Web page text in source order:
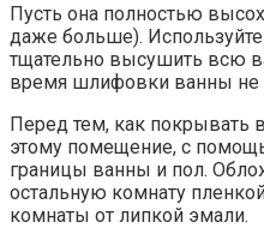
Пусть она полностью
даже больше).
тщательно высушить всю
время шлифовки ванны не
Перед тем, как покрывать
этому помещение, с
границы ванны и пол.
остальную комнату
комнаты от липкой эмали.